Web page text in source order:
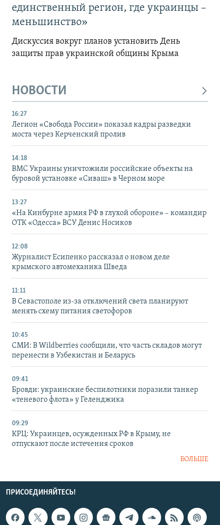
единственный регион, где украинцы –
меньшинство»
Дискуссия вокруг планов установить День
защиты прав украинской общины Крыма
НОВОСТИ
16:27
Легион «Свобода России» показал кадры разведки
моста через Керченский пролив
14:18
ВМС Украины уничтожили российские объекты на
буровой установке «Сиваш» в Черном море
13:27
«На Кинбурне армия РФ в глухой обороне» – командир
ОТК «Одесса» ВСУ Денис Носиков
12:08
Журналист Есипенко рассказал о новом деле
крымского автомеханика Шведа
11:11
В Севастополе из-за отключений света планируют
менять схему питания светофоров
10:45
СМИ: В Wildberries сообщили, что часть складов могут
перенести в Узбекистан и Беларусь
09:41
Бровди: украинские беспилотники поразили танкер
«теневого флота» у Геленджика
09:29
КРЦ: Украинцев, осужденных РФ в Крыму, не
отпускают после истечения сроков
БОЛЬШЕ
ПРИСОЕДИНЯЙТЕСЬ!